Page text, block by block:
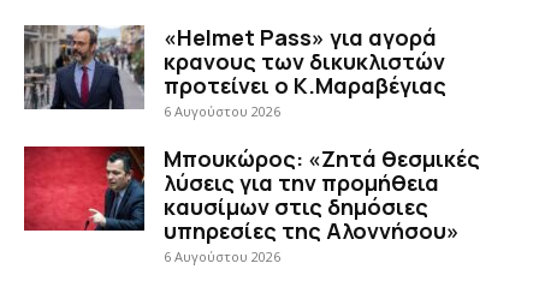
«Helmet Pass» για αγορά
κρανους των δικυκλιστών
προτείνει ο Κ.Μαραβέγιας
6 Αυγούστου 2026
Μπουκώρος: «Ζητά θεσμικές
λύσεις για την προμήθεια
καυσίμων στις δημόσιες
υπηρεσίες της Αλοννήσου»
6 Αυγούστου 2026